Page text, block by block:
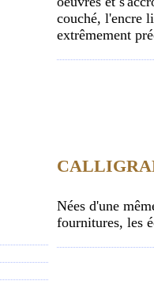
couché, l'encre
extrêmement
Nées d'une
fournitures, les